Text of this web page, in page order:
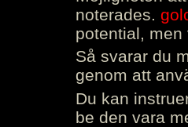
noterades.
potential, men
Så svarar du
genom att
Du kan
be den vara